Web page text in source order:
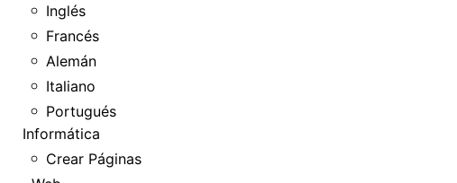
Inglés
Francés
Alemán
Italiano
Portugués
Informática
Crear Páginas